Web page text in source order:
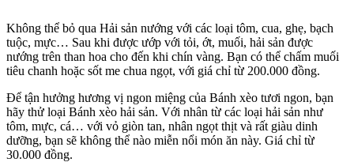
Không thể bỏ qua Hải sản nướng với các loại tôm, cua, ghẹ, bạch
tuộc, mực… Sau khi được ướp với tỏi, ớt, muối, hải sản được
nướng trên than hoa cho đến khi chín vàng. Bạn có thể chấm muối
tiêu chanh hoặc sốt me chua ngọt, với giá chỉ từ 200.000 đồng.
Để tận hưởng hương vị ngon miệng của Bánh xèo tươi ngon, bạn
hãy thử loại Bánh xèo hải sản. Với nhân từ các loại hải sản như
tôm, mực, cá… với vỏ giòn tan, nhân ngọt thịt và rất giàu dinh
dưỡng, bạn sẽ không thể nào miễn nổi món ăn này. Giá chỉ từ
30.000 đồng.